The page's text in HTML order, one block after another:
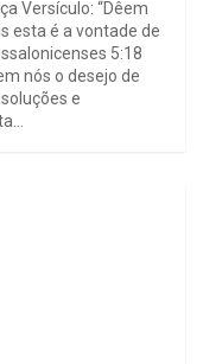
Versículo: “Dêem
esta é a vontade de
5:18
nós o desejo de
e